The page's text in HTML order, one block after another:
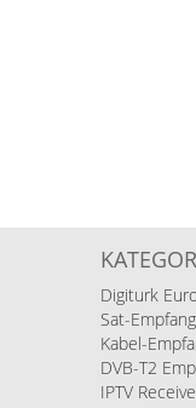
Digiturk
Sat-Empfang
Kabel-
DVB-T2
IPTV